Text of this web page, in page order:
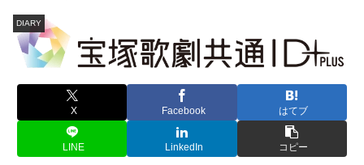
DIARY
X Facebook はてブ
LINE LinkedIn コピー